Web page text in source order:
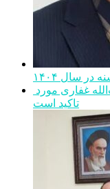
سال ۱۴۰۴
تاکید است